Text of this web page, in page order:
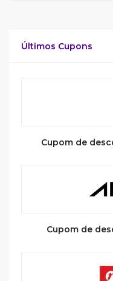
Últimos Cupons
Cupom de
Cupom de